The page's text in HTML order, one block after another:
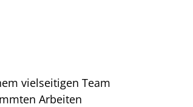
vielseitigen Team
Arbeiten